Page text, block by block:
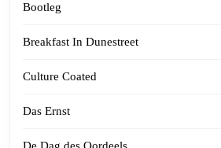
Bootleg
Breakfast In Dunestreet
Culture Coated
Das Ernst